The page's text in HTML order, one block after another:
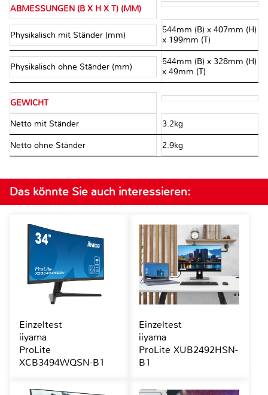
ABMESSUNGEN (B X H X T) (MM)
Physikalisch mit Ständer (mm)
544mm (B) x 407mm (H)
x 199mm (T)
Physikalisch ohne Ständer (mm)
544mm (B) x 328mm (H)
x 49mm (T)
GEWICHT
Netto mit Ständer 3.2kg
Netto ohne Ständer 2.9kg
Das könnte Sie auch interessieren:
Einzeltest
iiyama
ProLite
XCB3494WQSN-B1
Einzeltest
iiyama
ProLite XUB2492HSN-
B1